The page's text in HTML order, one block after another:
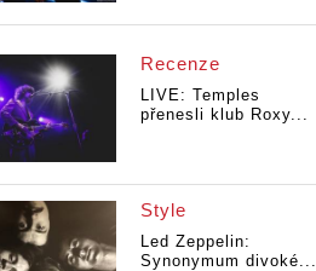
Recenze
LIVE: Temples
přenesli klub Roxy...
Style
Led Zeppelin:
Synonymum divoké...